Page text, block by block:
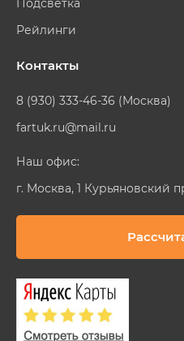
Подсветка
Рейлинги
Контакты
8 (930) 333-46-36 (Москва)
fartuk.ru@mail.ru
Наш офис:
г. Москва, 1 Курьяновский